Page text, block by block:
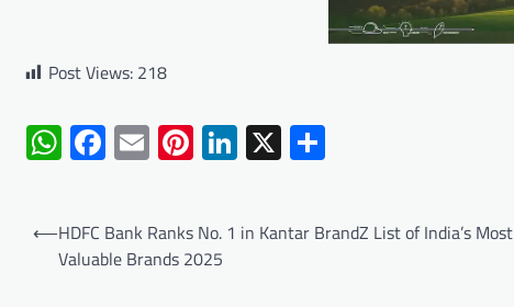
Post Views: 218
WhatsApp
Facebook
EmailPinterest
LinkedIn
X
Post
navigation
⟵HDFC Bank Ranks No. 1 in Kantar BrandZ List of India’s Most
Valuable Brands 2025